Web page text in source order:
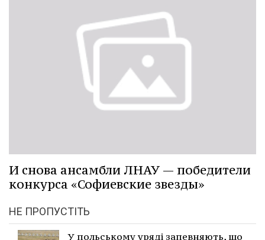
И снова ансамбли ЛНАУ — победители
конкурса «Софиевские звезды»
НЕ ПРОПУСТІТЬ
У польському уряді запевняють, що